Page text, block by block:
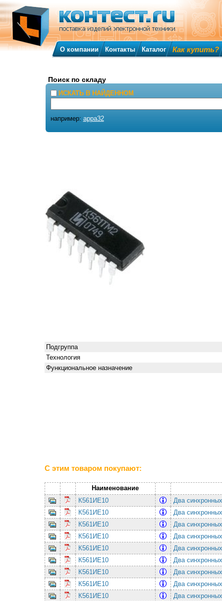
Подгруппа
Технология
Функциональное назначение
С этим товаром покупают:
Наименование
К561ИЕ10
Два
К561ИЕ10
Два
К561ИЕ10
Два
К561ИЕ10
Два
К561ИЕ10
Два
К561ИЕ10
Два
К561ИЕ10
Два
К561ИЕ10
Два
К561ИЕ10
Два
О компании Контакты Каталог Как купить?
Поиск по складу
ИСКАТЬ В НАЙДЕННОМ
например: appa32